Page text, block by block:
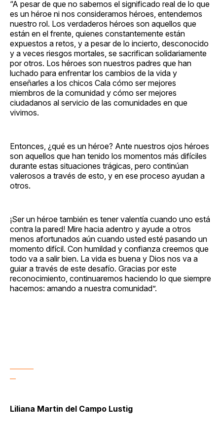
“A pesar de que no sabemos el significado real de lo que
es un héroe ni nos consideramos héroes, entendemos
nuestro rol. Los verdaderos héroes son aquellos que
están en el frente, quienes constantemente están
expuestos a retos, y a pesar de lo incierto, desconocido
y a veces riesgos mortales, se sacrifican solidariamente
por otros. Los héroes son nuestros padres que han
luchado para enfrentar los cambios de la vida y
enseñarles a los chicos Cala cómo ser mejores
miembros de la comunidad y cómo ser mejores
ciudadanos al servicio de las comunidades en que
vivimos.
Entonces, ¿qué es un héroe? Ante nuestros ojos héroes
son aquellos que han tenido los momentos más difíciles
durante estas situaciones trágicas, pero continúan
valerosos a través de esto, y en ese proceso ayudan a
otros.
¡Ser un héroe también es tener valentía cuando uno está
contra la pared! Mire hacia adentro y ayude a otros
menos afortunados aún cuando usted esté pasando un
momento difícil. Con humildad y confianza creemos que
todo va a salir bien. La vida es buena y Dios nos va a
guiar a través de este desafío. Gracias por este
reconocimiento, continuaremos haciendo lo que siempre
hacemos: amando a nuestra comunidad”.
Liliana Martin del Campo Lustig